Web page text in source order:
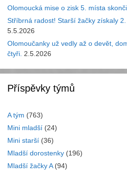
Olomoucká mise o zisk 5. místa
Stříbrná radost! Starší žačky získaly
5.5.2026
Olomoučanky už vedly až o devět,
čtyři. 2.5.2026
Příspěvky týmů
A tým (763)
Mini mladší (24)
Mini starší (36)
Mladší dorostenky (196)
Mladší žačky A(94)